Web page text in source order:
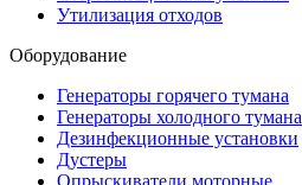
Утилизация отходов
Оборудование
Генераторы горячего тумана
Генераторы холодного тумана
Дезинфекционные установки
Дустеры
Опрыскиватели моторные